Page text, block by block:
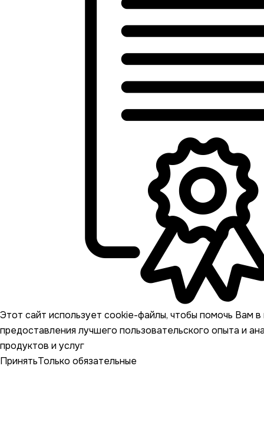
Этот сайт использует cookie-файлы, чтобы помочь Вам в
предоставления лучшего пользовательского опыта и
продуктов и услуг
ПринятьТолько обязательные